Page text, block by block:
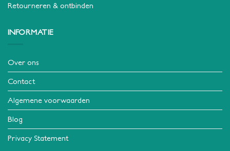
Retourneren & ontbinden
INFORMATIE
Over ons
Contact
Algemene voorwaarden
Blog
Privacy Statement